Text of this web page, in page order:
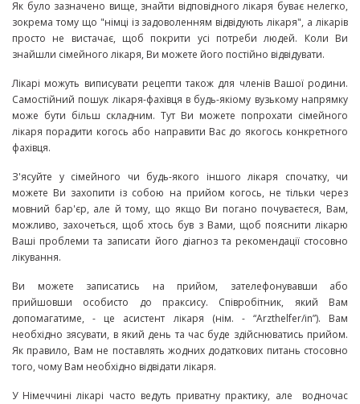
Як було зазначено вище, знайти відповідного лікаря буває нелегко,
зокрема тому що "німці із задоволенням відвідують лікаря", а лікарів
просто не вистачає, щоб покрити усі потреби людей. Коли Ви
знайшли сімейного лікаря, Ви можете його постійно відвідувати.
Лікарі можуть виписувати рецепти також для членів Вашої родини.
Самостійний пошук лікаря-фахівця в будь-якіому вузькому напрямку
може бути більш складним. Тут Ви можете попрохати сімейного
лікаря порадити когось або направити Вас до якогось конкретного
фахівця.
З'ясуйте у сімейного чи будь-якого іншого лікаря спочатку, чи
можете Ви захопити із собою на прийом когось, не тільки через
мовний бар'єр, але й тому, що якщо Ви погано почуваєтеся, Вам,
можливо, захочеться, щоб хтось був з Вами, щоб пояснити лікарю
Ваші проблеми та записати його діагноз та рекомендації стосовно
лікування.
Ви можете записатись на прийом, зателефонувавши або
прийшовши особисто до праксису. Співробітник, який Вам
допомагатиме, - це асистент лікаря (нім. - “Arzthelfer/in”). Вам
необхідно зясувати, в який день та час буде здійснюватись прийом.
Як правило, Вам не поставлять жодних додаткових питань стосовно
того, чому Вам необхідно відвідати лікаря.
У Німеччині лікарі часто ведуть приватну практику, але водночас